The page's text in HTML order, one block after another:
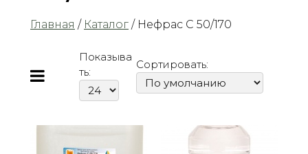
Главная / Каталог / Нефрас С 50/170
Показыва
ть:
Сортировать: